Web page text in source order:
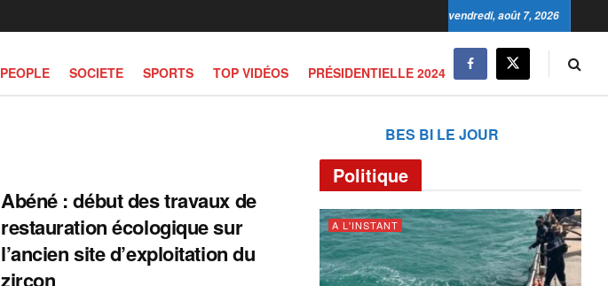
vendredi, août 7, 2026
PEOPLE SOCIETE SPORTS TOP VIDÉOS PRÉSIDENTIELLE 2024
Abéné : début des travaux de
restauration écologique sur
l’ancien site d’exploitation du
zircon
BES BI LE JOUR
Politique
A L'INSTANT